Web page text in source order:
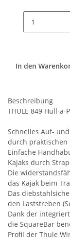
In den
Beschreibung
THULE 849 Hull-
Schnelles Auf-
durch praktischen
Einfache
Kajaks durch
Die
das Kajak beim
Das
den Laststreben
Dank der
die SquareBar
Profil der Thule